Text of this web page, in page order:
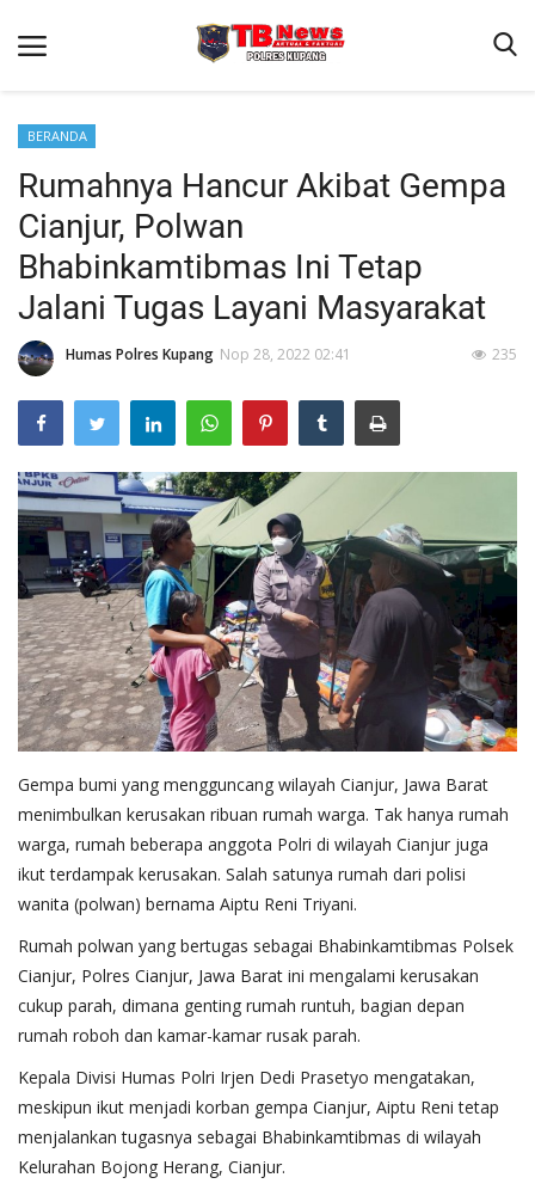
Beranda
Terms & Conditions
Reskrim
Binkam
Giat Ops
Lantas
Jurnal Kamtibmas
Satwil
BERANDA
Rumahnya Hancur Akibat Gempa
Cianjur, Polwan
Bhabinkamtibmas Ini Tetap
Jalani Tugas Layani Masyarakat
Humas Polres Kupang Nop 28, 2022 02:41 235
Gempa bumi yang mengguncang wilayah Cianjur, Jawa Barat
menimbulkan kerusakan ribuan rumah warga. Tak hanya rumah
warga, rumah beberapa anggota Polri di wilayah Cianjur juga
ikut terdampak kerusakan. Salah satunya rumah dari polisi
wanita (polwan) bernama Aiptu Reni Triyani.
Rumah polwan yang bertugas sebagai Bhabinkamtibmas Polsek
Cianjur, Polres Cianjur, Jawa Barat ini mengalami kerusakan
cukup parah, dimana genting rumah runtuh, bagian depan
rumah roboh dan kamar-kamar rusak parah.
Kepala Divisi Humas Polri Irjen Dedi Prasetyo mengatakan,
meskipun ikut menjadi korban gempa Cianjur, Aiptu Reni tetap
menjalankan tugasnya sebagai Bhabinkamtibmas di wilayah
Kelurahan Bojong Herang, Cianjur.